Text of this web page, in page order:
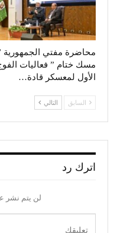
محاضرة مفتي الجمهورية
مسك ختام ” فعاليات
الأول لمعسكر قادة…
السابق التالي
اترك رد
لن يتم نشر